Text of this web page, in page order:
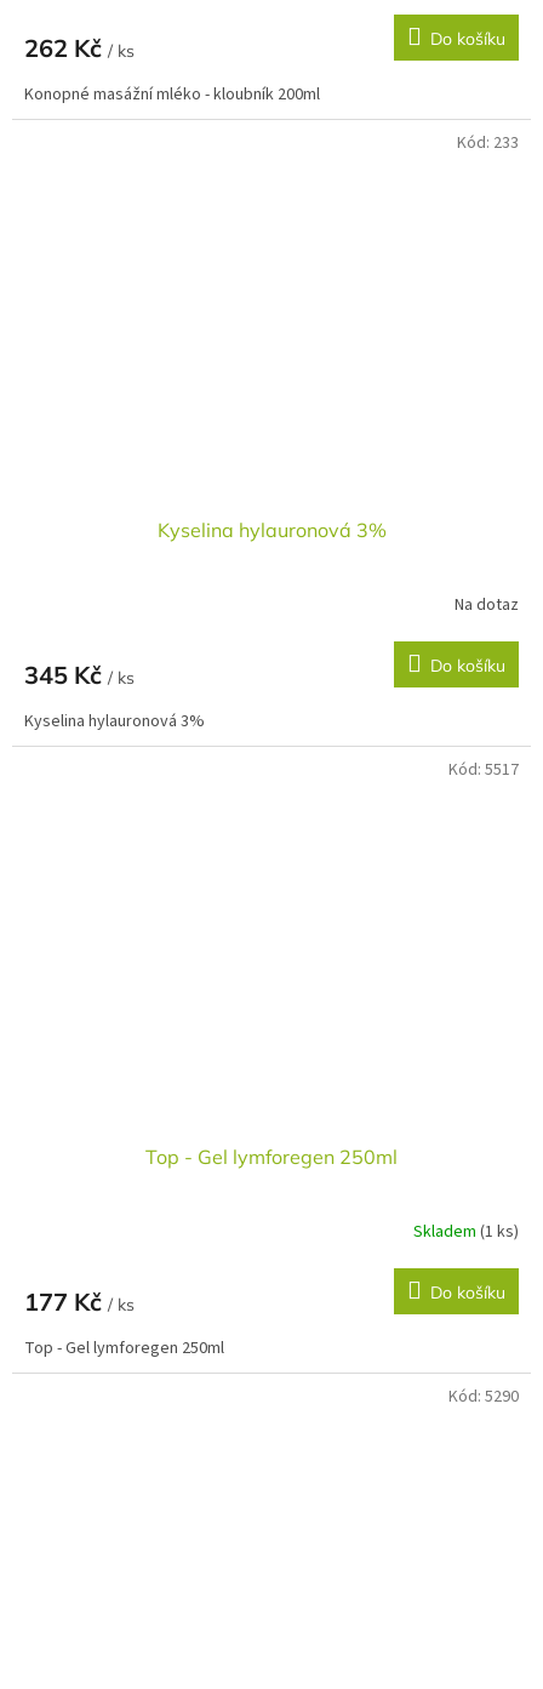
262 Kč / ks
Do košíku
Konopné masážní mléko - kloubník 200ml
Kyselina hylauronová 3%
Na dotaz
345 Kč / ks
Do košíku
Kyselina hylauronová 3%
Kód: 233
Top - Gel lymforegen 250ml
Skladem (1 ks)
177 Kč / ks
Do košíku
Top - Gel lymforegen 250ml
Kód: 5517
Kód: 5290